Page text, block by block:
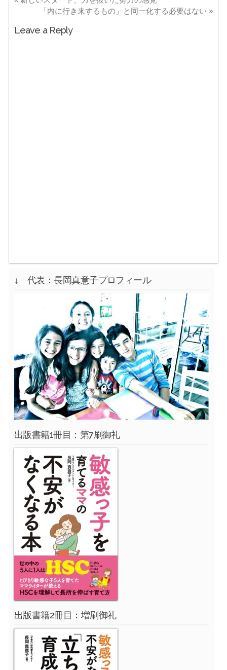
「内に行き来するもの」と同一化する必要はない»
Leave a Reply
↓ 代表：長岡真意子プロフィール
出版書籍1冊目：第7刷御礼
出版書籍2冊目：増刷御礼